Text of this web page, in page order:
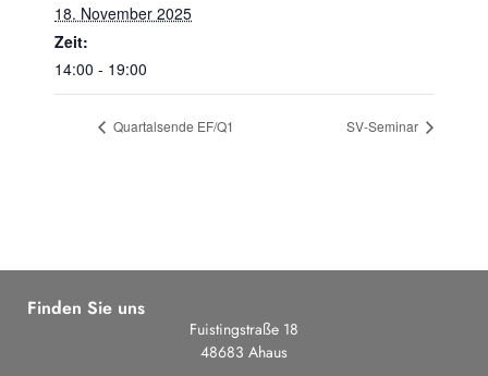
18. November 2025
Zeit:
14:00 - 19:00
Quartalsende EF/Q1 SV-Seminar
Finden Sie uns
Fuistingstraße 18
48683 Ahaus